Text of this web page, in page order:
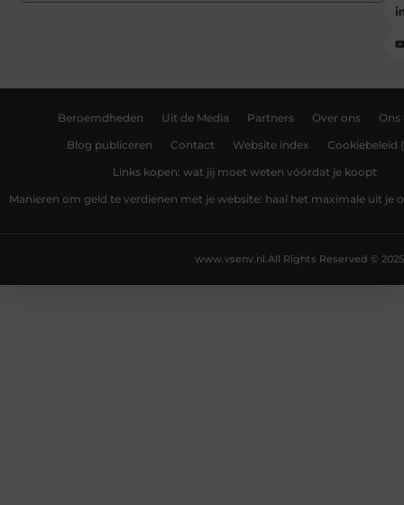
Beroemdheden Uit de Media Partners Over ons Ons
Blog publiceren Contact Website index Cookiebeleid
Links kopen: wat jij moet weten vóórdat je koopt
Manieren om geld te verdienen met je website: haal het maximale uit je
All Rights Reserved © 2025
www.vsenv.nl.